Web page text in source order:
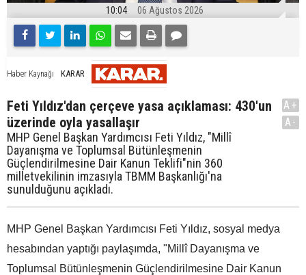
10:04 06 Ağustos 2026
Haber Kaynağı KARAR
Feti Yıldız'dan çerçeve yasa açıklaması: 430'un
üzerinde oyla yasallaşır
MHP Genel Başkan Yardımcısı Feti Yıldız, "Millî
Dayanışma ve Toplumsal Bütünleşmenin
Güçlendirilmesine Dair Kanun Teklifi"nin 360
milletvekilinin imzasıyla TBMM Başkanlığı'na
sunulduğunu açıkladı.
A+
A-
MHP Genel Başkan Yardımcısı Feti Yıldız, sosyal medya
hesabından yaptığı paylaşımda, "Millî Dayanışma ve
Toplumsal Bütünleşmenin Güçlendirilmesine Dair Kanun